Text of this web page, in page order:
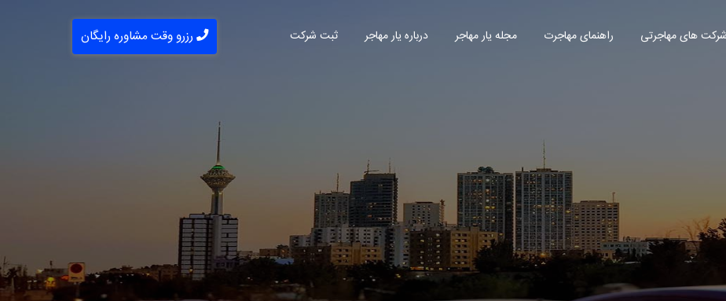
شرکت های مهاجرتی راهنمای مهاجرت مجله یار مهاجر درباره یار مهاجر ثبت شرکت رزرو وقت مشاوره رایگان